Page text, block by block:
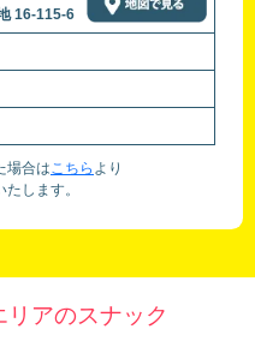
16-115-6
場合はこちら より
します。
アのスナック